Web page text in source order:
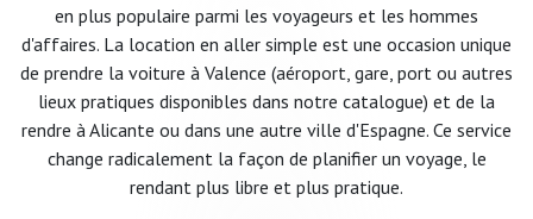
en plus populaire parmi les voyageurs et les hommes
d'affaires. La location en aller simple est une occasion unique
de prendre la voiture à Valence (aéroport, gare, port ou autres
lieux pratiques disponibles dans notre catalogue) et de la
rendre à Alicante ou dans une autre ville d'Espagne. Ce service
change radicalement la façon de planifier un voyage, le
rendant plus libre et plus pratique.